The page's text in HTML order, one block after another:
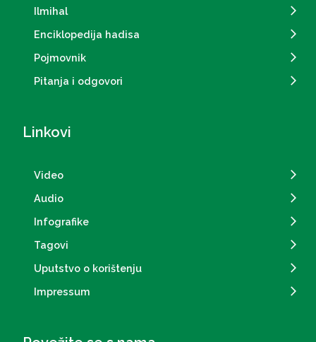
Ilmihal
Enciklopedija hadisa
Pojmovnik
Pitanja i odgovori
Linkovi
Video
Audio
Infografike
Tagovi
Uputstvo o korištenju
Impressum